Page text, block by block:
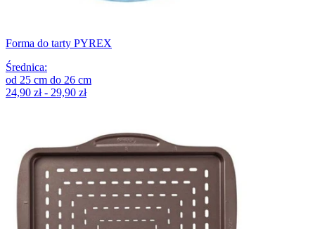
Forma do tarty PYREX
Średnica:
od 25 cm do 26 cm
24,90 zł - 29,90 zł